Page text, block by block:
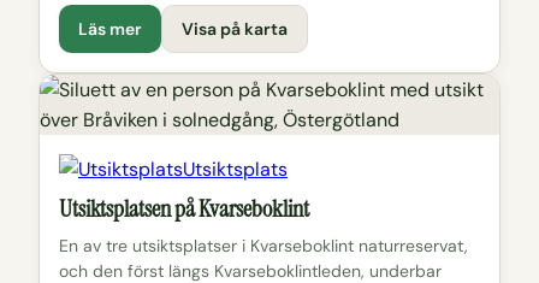
Läs mer Visa på karta
Utsiktsplats
Utsiktsplatsen på Kvarseboklint
En av tre utsiktsplatser i Kvarseboklint naturreservat,
och den först längs Kvarseboklintleden, underbar